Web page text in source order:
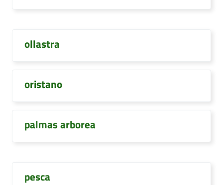
ollastra
oristano
palmas arborea
pesca